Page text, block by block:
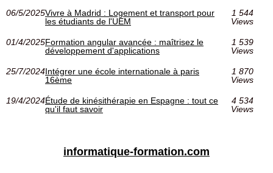
06/5/2025Vivre à Madrid : Logement et transport pour
les étudiants de l'UEM
1 544
Views
01/4/2025Formation angular avancée : maîtrisez le
développement d'applications
1 539
Views
25/7/2024Intégrer une école internationale à paris
16ème
1 870
Views
19/4/2024Étude de kinésithérapie en Espagne : tout ce
qu'il faut savoir
4 534
Views
informatique-formation.com